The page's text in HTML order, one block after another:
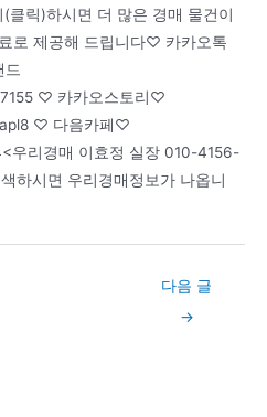
릭)하시면 더 많은 경매 물건이
로 제공해 드립니다♡ 카카오톡
♡ 카카오스토리♡
♡ 다음카페♡
리경매 이효정 실장 010-4156-
하시면 우리경매정보가 나옵니
다음 글
→